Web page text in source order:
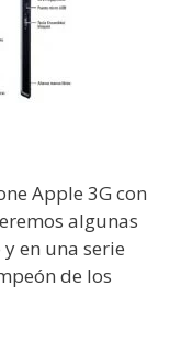
Apple 3G con
algunas
en una serie
de los